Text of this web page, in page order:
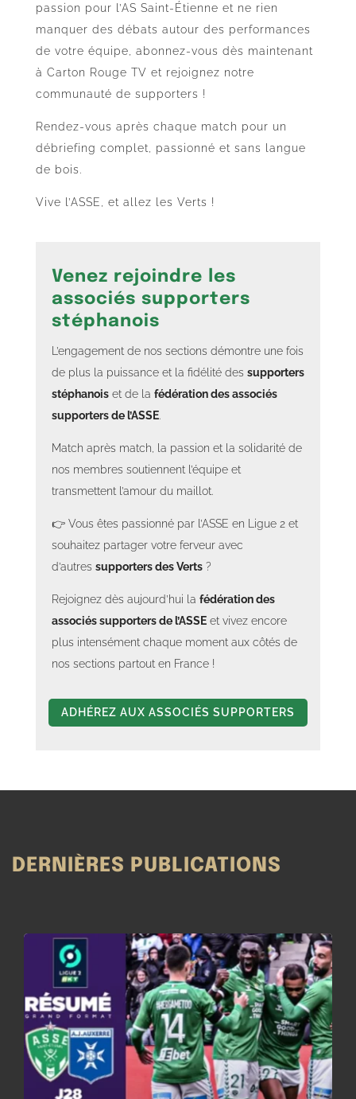
passion pour l’AS Saint-Étienne et ne rien
manquer des débats autour des performances
de votre équipe, abonnez-vous dès maintenant
à Carton Rouge TV et rejoignez notre
communauté de supporters !
Rendez-vous après chaque match pour un
débriefing complet, passionné et sans langue
de bois.
Vive l’ASSE, et allez les Verts !
Venez rejoindre les
associés supporters
stéphanois
L’engagement de nos sections démontre une fois
de plus la puissance et la fidélité des supporters
stéphanois et de la fédération des associés
supporters de l’ASSE.
Match après match, la passion et la solidarité de
nos membres soutiennent l’équipe et
transmettent l’amour du maillot.
👉 Vous êtes passionné par l’ASSE en Ligue 2 et
souhaitez partager votre ferveur avec
d’autres supporters des Verts ?
Rejoignez dès aujourd’hui la fédération des
associés supporters de l’ASSE et vivez encore
plus intensément chaque moment aux côtés de
nos sections partout en France !
ADHÉREZ AUX ASSOCIÉS SUPPORTERS
DERNIÈRES PUBLICATIONS